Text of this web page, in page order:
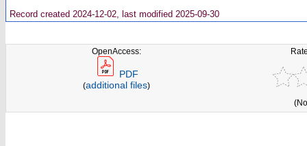
Record created 2024-12-02, last modified 2025-09-30
OpenAccess:
PDF
(additional files)